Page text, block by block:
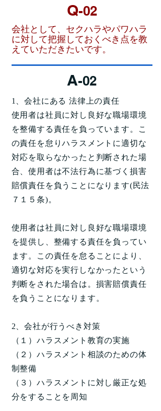
Q-02
会社として、セクハラやパワハラ
に対して把握しておくべき点を教
えていただきたいです。
A-02
1、会社にある 法律上の責任
使用者は社員に対し良好な職場環境
を整備する責任を負っています。こ
の責任を怠りハラスメントに適切な
対応を取らなかったと判断された場
合、使用者は不法行為に基づく損害
賠償責任を負うことになります(民法
７１５条)。
使用者は社員に対し良好な職場環境
を提供し、整備する責任を負ってい
ます。この責任を怠ることにより、
適切な対応を実行しなかったという
判断をされた場合は。損害賠償責任
を負うことになります。
2、会社が行うべき対策
（１）ハラスメント教育の実施
（２）ハラスメント相談のための体
制整備
（３）ハラスメントに対し厳正な処
分をすることを周知